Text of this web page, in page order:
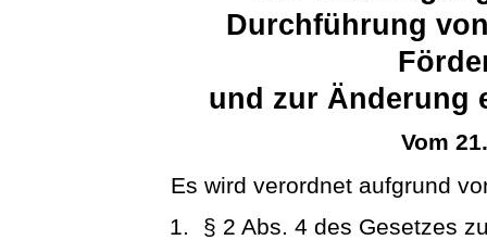
Durchführung
und zur Änderung
Vom
Es wird verordnet aufgrund
§ 2 Abs. 4 des Gesetzes